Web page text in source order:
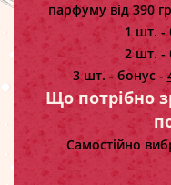
парфуму від 390
1 шт. -
2 шт. -
3 шт. - бонус -
Що потрібно
Самостійно